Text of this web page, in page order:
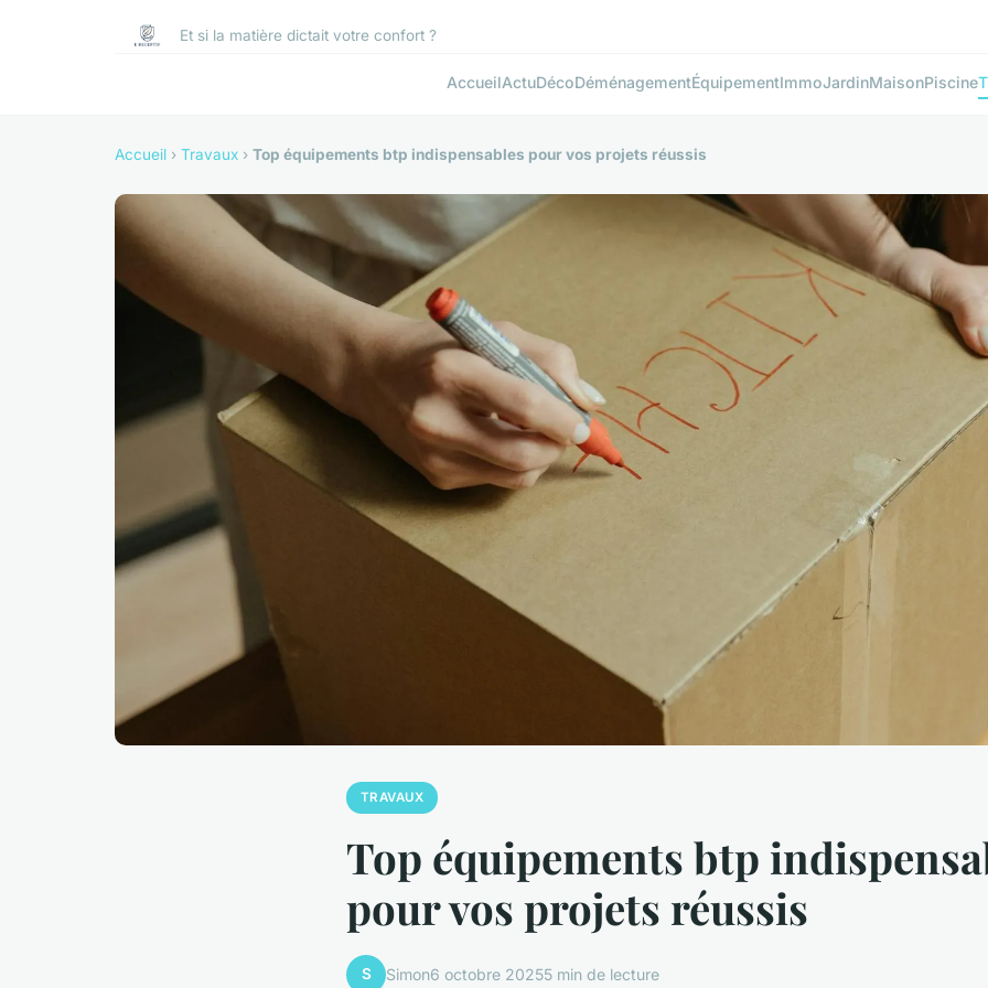
Et si la matière dictait votre confort ?
AccueilActuDécoDéménagementÉquipementImmoJardinMaisonPiscine
Accueil › Travaux › Top équipements btp indispensables pour vos projets réussis
TRAVAUX
Top équipements btp
pour vos projets réussis
S Simon6 octobre 20255 min de lecture